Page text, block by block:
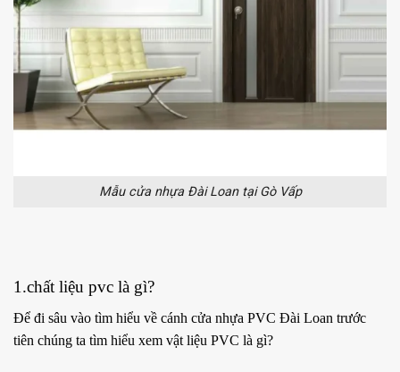
Mẫu cửa nhựa Đài Loan tại Gò Vấp
1.chất liệu pvc là gì?
Để đi sâu vào tìm hiểu về cánh cửa nhựa PVC Đài Loan trước
tiên chúng ta tìm hiểu xem vật liệu PVC là gì?